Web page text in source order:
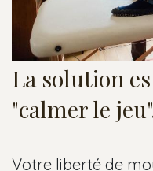
La solution
"calmer le
Votre liberté de